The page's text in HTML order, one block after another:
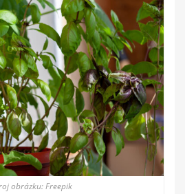
obrázku: Freepik